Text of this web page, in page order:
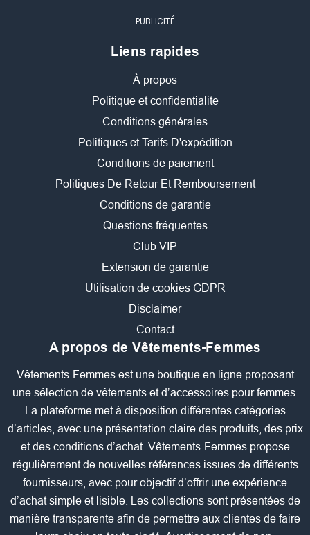
PUBLICITÉ
Liens rapides
À propos
Politique et confidentialite
Conditions générales
Politiques et Tarifs D'expédition
Conditions de paiement
Politiques De Retour Et Remboursement
Conditions de garantie
Questions fréquentes
Club VIP
Extension de garantie
Utilisation de cookies GDPR
Disclaimer
Contact
A propos de Vêtements-Femmes
Vêtements-Femmes est une boutique en ligne proposant
une sélection de vêtements et d’accessoires pour femmes.
La plateforme met à disposition différentes catégories
d’articles, avec une présentation claire des produits, des prix
et des conditions d’achat. Vêtements-Femmes propose
régulièrement de nouvelles références issues de différents
fournisseurs, avec pour objectif d’offrir une expérience
d’achat simple et lisible. Les collections sont présentées de
manière transparente afin de permettre aux clientes de faire